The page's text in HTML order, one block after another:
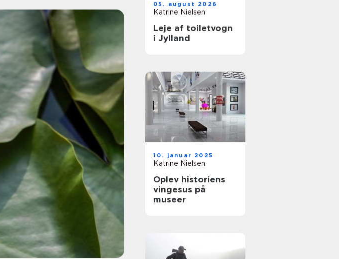
05. august 2026
Katrine Nielsen
Leje af toiletvogn
i Jylland
10. januar 2025
Katrine Nielsen
Oplev historiens
vingesus på
museer